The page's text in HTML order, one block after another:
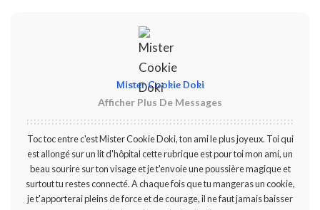
Mister Cookie Doki
Afficher Plus De Messages
Toc toc entre c'est Mister Cookie Doki, ton ami le plus joyeux. Toi qui
est allongé sur un lit d'hôpital cette rubrique est pour toi mon ami, un
beau sourire sur ton visage et je t'envoie une poussière magique et
surtout tu restes connecté. A chaque fois que tu mangeras un cookie,
je t'apporterai pleins de force et de courage, il ne faut jamais baisser